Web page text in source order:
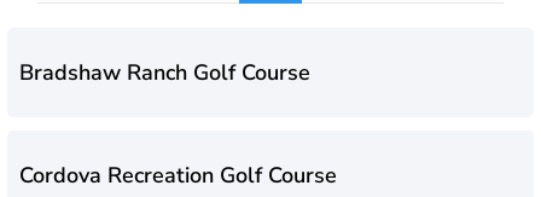
Bradshaw Ranch Golf Course
Cordova Recreation Golf Course